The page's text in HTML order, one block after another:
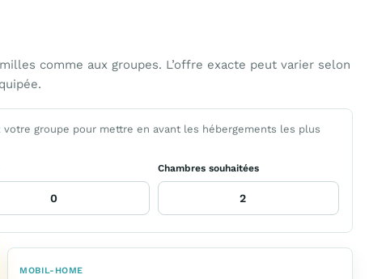
comme aux groupes. L’offre exacte peut varier selon
groupe pour mettre en avant les hébergements les plus
Chambres souhaitées
MOBIL-HOME